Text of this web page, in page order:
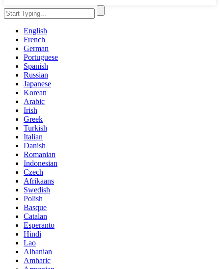
English
French
German
Portuguese
Spanish
Russian
Japanese
Korean
Arabic
Irish
Greek
Turkish
Italian
Danish
Romanian
Indonesian
Czech
Afrikaans
Swedish
Polish
Basque
Catalan
Esperanto
Hindi
Lao
Albanian
Amharic